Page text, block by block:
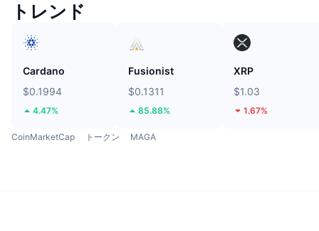
トレンド
Cardano
$0.1994
4.47%
Fusionist
$0.1311
85.88%
XRP
$1.03
1.67%
CoinMarketCap トークン MAGA